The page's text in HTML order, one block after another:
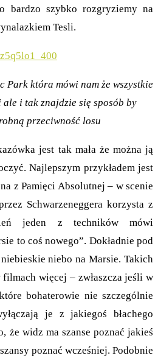
bardzo szybko rozgryziemy na
Tesli.
Park która mówi nam że wszystkie
i tak znajdzie się sposób by
przeciwność losu
jest tak mała że można ją
Najlepszym przykładem jest
z Pamięci Absolutnej – w scenie
Schwarzeneggera korzysta z
jeden z techników mówi
to coś nowego”. Dokładnie pod
niebo na Marsie. Takich
więcej – zwłaszcza jeśli w
bohaterowie nie szczególnie
je z jakiegoś błachego
że widz ma szanse poznać jakieś
poznać wcześniej. Podobnie